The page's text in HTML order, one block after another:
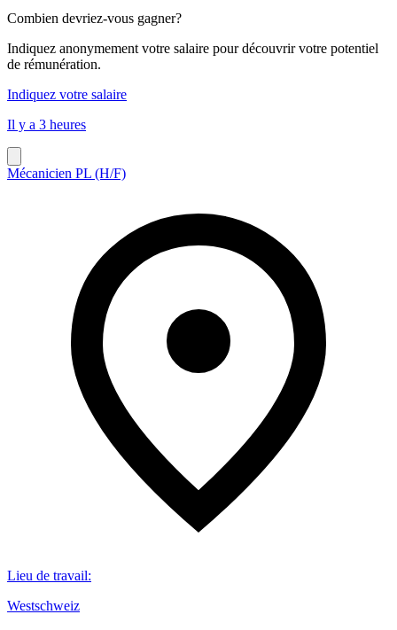
Combien devriez-vous gagner?
Indiquez anonymement votre salaire pour découvrir votre potentiel
de rémunération.
Indiquez votre salaire
Il y a 3 heures
Mécanicien PL (H/F)
Lieu de travail:
Westschweiz